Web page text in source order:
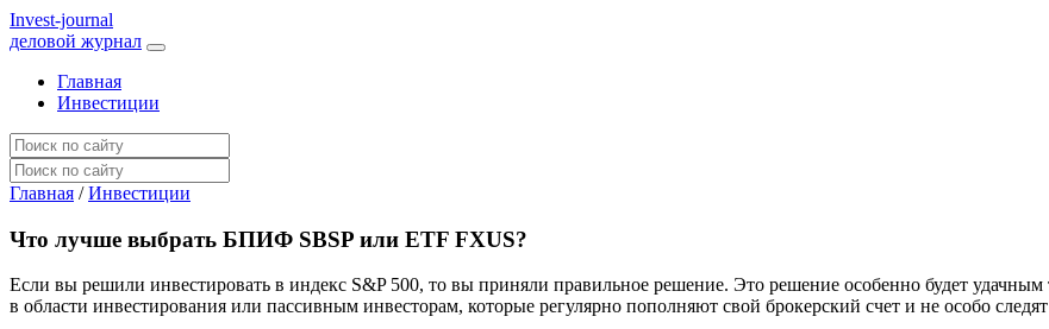
Invest-journal
деловой журнал
Главная
Инвестиции
Главная / Инвестиции
Что лучше выбрать БПИФ SBSP или ETF FXUS?
Если вы решили инвестировать в индекс S&P 500, то вы приняли правильное решение. Это решение особенно будет
в области инвестирования или пассивным инвесторам, которые регулярно пополняют свой брокерский счет и не особо